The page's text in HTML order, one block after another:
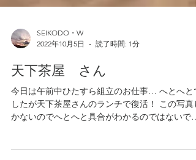
2022年10月5日
読了時間: 1分
天下茶屋 さん
今日は午前中ひたすら組立のお仕事… へとへとで
ょうか 家に天下茶屋のたれを常備してますが や